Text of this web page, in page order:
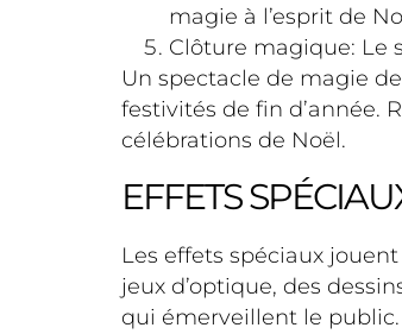
magie à l’esprit de
Clôture magique: Le
Un spectacle de magie
festivités de fin d’année.
célébrations de Noël.
EFFETS
Les effets spéciaux
jeux d’optique, des
qui émerveillent le